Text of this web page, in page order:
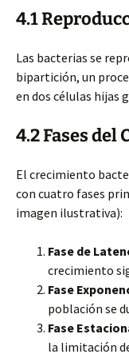
4.1
Las bacterias se
bipartición, un
en dos células hijas
4.2 Fases
El crecimiento
con cuatro fases
imagen ilustrativa):
Fase de
crecimiento
Fase
población se
Fase
la limitación